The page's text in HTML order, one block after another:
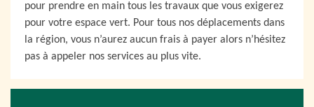
pour prendre en main tous les travaux que vous exigerez
pour votre espace vert. Pour tous nos déplacements dans
la région, vous n’aurez aucun frais à payer alors n’hésitez
pas à appeler nos services au plus vite.